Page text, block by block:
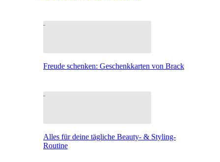
Freude schenken: Geschenkkarten von Brack
Alles für deine tägliche Beauty- & Styling-
Routine